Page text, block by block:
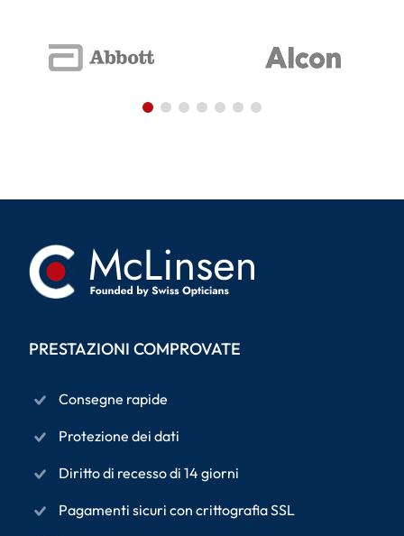
PRESTAZIONI COMPROVATE
Consegne rapide
Protezione dei dati
Diritto di recesso di 14 giorni
Pagamenti sicuri con crittografia SSL